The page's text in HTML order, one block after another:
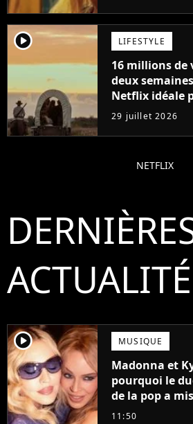
player2 LIFESTYLE
16 millions de
deux
Netflix idéale
Yellowstone
29 juillet 2026
NETFLIX
player2 MUSIQUE
Madonna et
pourquoi le
de la pop a
11:50